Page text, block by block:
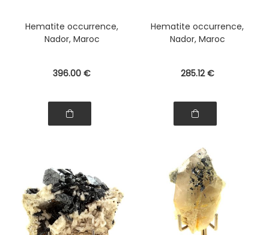
Hematite occurrence,
Nador, Maroc
396.00 €
Hematite occurrence,
Nador, Maroc
285.12 €